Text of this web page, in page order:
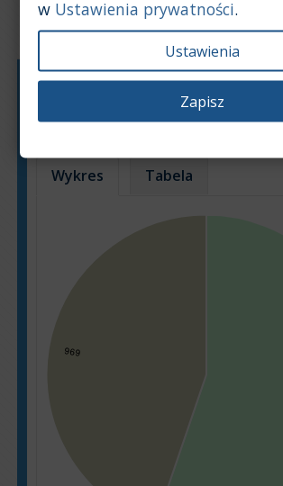
Data
samochodów w ofertach
Wykres Tabela
w Ustawienia prywatności.
Ustawienia
Zapisz